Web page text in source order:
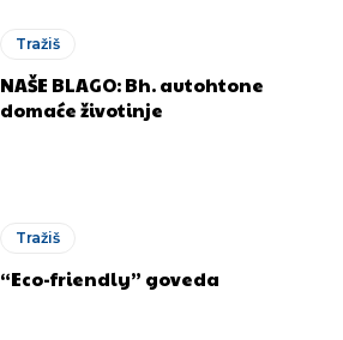
Tražiš
NAŠE BLAGO: Bh. autohtone
domaće životinje
Tražiš
“Eco-friendly” goveda